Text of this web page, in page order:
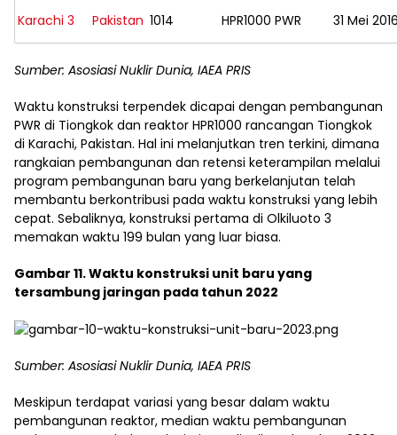
Karachi 3
Pakistan 1014 HPR1000 PWR 31 Mei
Sumber: Asosiasi Nuklir Dunia, IAEA PRIS
Waktu konstruksi terpendek dicapai dengan pembangunan
PWR di Tiongkok dan reaktor HPR1000 rancangan Tiongkok
di Karachi, Pakistan. Hal ini melanjutkan tren terkini, dimana
rangkaian pembangunan dan retensi keterampilan melalui
program pembangunan baru yang berkelanjutan telah
membantu berkontribusi pada waktu konstruksi yang lebih
cepat. Sebaliknya, konstruksi pertama di Olkiluoto 3
memakan waktu 199 bulan yang luar biasa.
Gambar 11. Waktu konstruksi unit baru yang
tersambung jaringan pada tahun 2022
Sumber: Asosiasi Nuklir Dunia, IAEA PRIS
Meskipun terdapat variasi yang besar dalam waktu
pembangunan reaktor, median waktu pembangunan